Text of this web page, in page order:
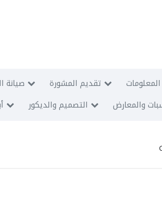
صيانة تقديم المشورة
التصميم والديكور والمعارض